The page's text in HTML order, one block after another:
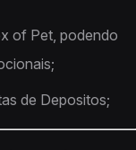
of Pet, podendo
de Depositos;